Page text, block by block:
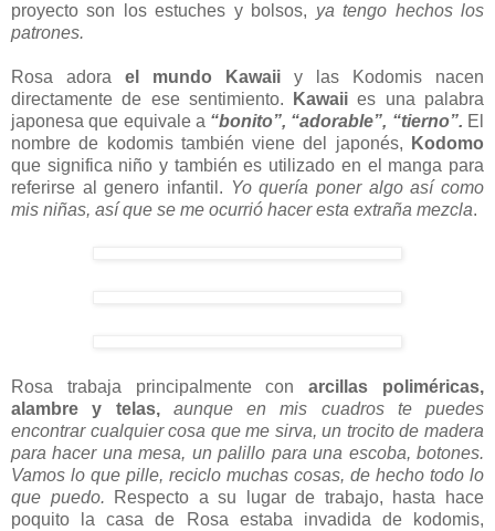
proyecto son los estuches y bolsos, ya tengo hechos los
patrones.
Rosa adora el mundo Kawaii y las Kodomis nacen
directamente de ese sentimiento.
Kawaiies una palabra
japonesa que equivale a “bonito”, “adorable”, “tierno”. El
nombre de kodomis también viene del japonés,
Kodomo
que significa niño y también es utilizado en el manga para
referirse al genero infantil. Yo quería poner algo así como
mis niñas, así que se me ocurrió hacer esta extraña mezcla.
Rosa trabaja principalmente conarcillas poliméricas,
alambre y telas,
aunque en mis cuadros te puedes
encontrar cualquier cosa que me sirva, un trocito de madera
para hacer una mesa, un palillo para una escoba, botones.
Vamos lo que pille, reciclo muchas cosas, de hecho todo lo
que puedo.
Respecto a su lugar de trabajo, hasta hace
poquito la casa de Rosa estaba invadida de kodomis,